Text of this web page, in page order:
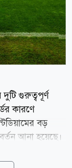
গুরুত্বপূর্ণ
কারণে
বড়
আনা হয়েছে।
শুরু